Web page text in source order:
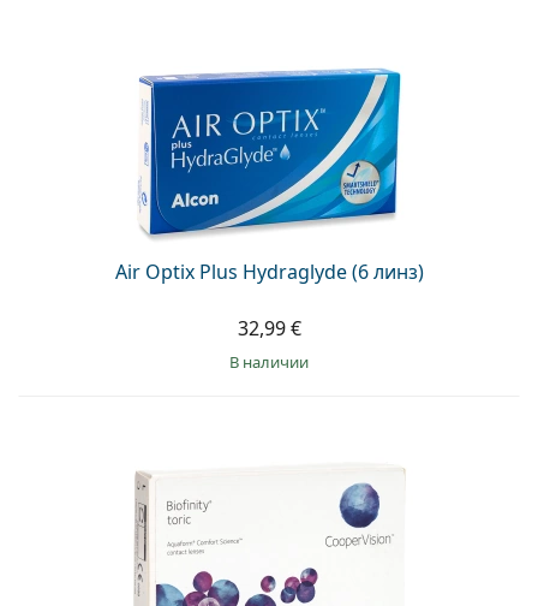
Все бренды
Air Optix Plus Hydraglyde (6 линз)
32,99 €
в наличии